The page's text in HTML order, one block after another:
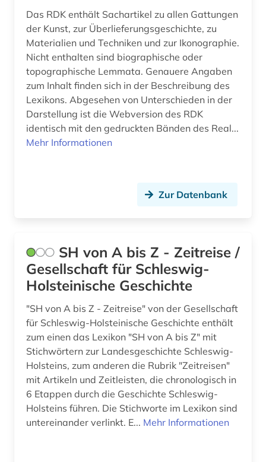
Das RDK enthält Sachartikel zu allen Gattungen
der Kunst, zur Überlieferungsgeschichte, zu
Materialien und Techniken und zur Ikonographie.
Nicht enthalten sind biographische oder
topographische Lemmata. Genauere Angaben
zum Inhalt finden sich in der Beschreibung des
Lexikons. Abgesehen von Unterschieden in der
Darstellung ist die Webversion des RDK
identisch mit den gedruckten Bänden des Real...
Mehr Informationen
Zur Datenbank
SH von A bis Z - Zeitreise /
Gesellschaft für Schleswig-
Holsteinische Geschichte
"SH von A bis Z - Zeitreise" von der Gesellschaft
für Schleswig-Holsteinische Geschichte enthält
zum einen das Lexikon "SH von A bis Z" mit
Stichwörtern zur Landesgeschichte Schleswig-
Holsteins, zum anderen die Rubrik "Zeitreisen"
mit Artikeln und Zeitleisten, die chronologisch in
6 Etappen durch die Geschichte Schleswig-
Holsteins führen. Die Stichworte im Lexikon sind
untereinander verlinkt. E... Mehr Informationen